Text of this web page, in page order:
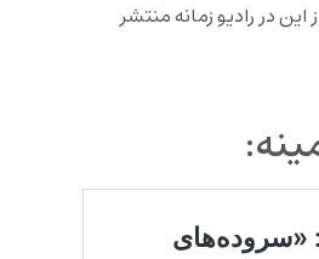
در رادیو زمانه منتشر